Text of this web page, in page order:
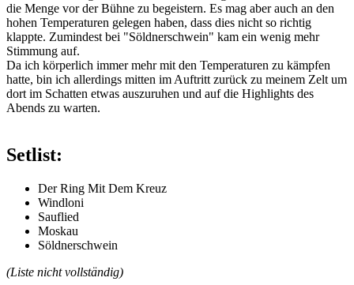
die Menge vor der Bühne zu begeistern. Es mag aber auch an den
hohen Temperaturen gelegen haben, dass dies nicht so richtig
klappte. Zumindest bei "Söldnerschwein" kam ein wenig mehr
Stimmung auf.
Da ich körperlich immer mehr mit den Temperaturen zu kämpfen
hatte, bin ich allerdings mitten im Auftritt zurück zu meinem Zelt um
dort im Schatten etwas auszuruhen und auf die Highlights des
Abends zu warten.
Setlist:
Der Ring Mit Dem Kreuz
Windloni
Sauflied
Moskau
Söldnerschwein
(Liste nicht vollständig)